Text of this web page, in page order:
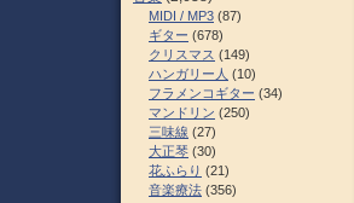
MIDI / MP3 (87)
ギター (678)
クリスマス (149)
ハンガリー人 (10)
フラメンコギター (34)
マンドリン (250)
三味線 (27)
大正琴 (30)
花ふらり (21)
音楽療法 (356)